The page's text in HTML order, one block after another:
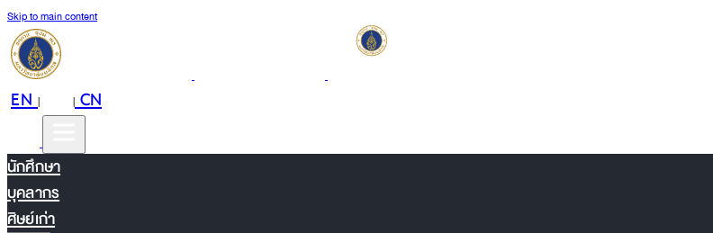
Skip to main content
EN| |CN
นักศึกษา
บุคลากร
ศิษย์เก่า